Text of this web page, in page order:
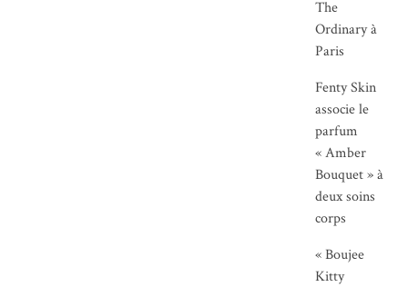
The
Ordinary à
Paris
Fenty Skin
associe le
parfum
« Amber
Bouquet » à
deux soins
corps
« Boujee
Kitty